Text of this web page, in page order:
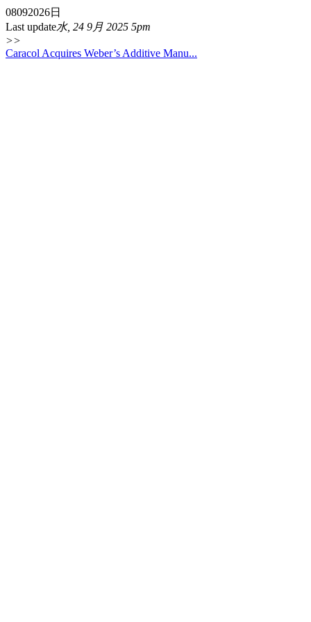
08092026日
Last update水, 24 9月 2025 5pm
>>
Caracol Acquires Weber’s Additive Manu...